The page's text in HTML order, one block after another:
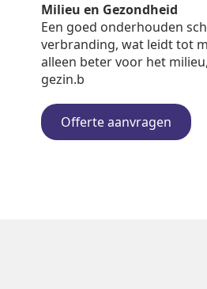
Milieu en Gezondheid
Een goed onderhouden
verbranding, wat leidt tot
alleen beter voor het
gezin.b
Offerte aanvragen